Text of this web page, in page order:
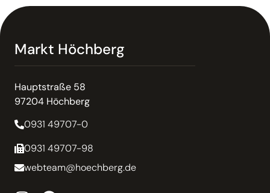
Markt Höchberg
Hauptstraße 58
97204 Höchberg
0931 49707-0
0931 49707-98
webteam@hoechberg.de